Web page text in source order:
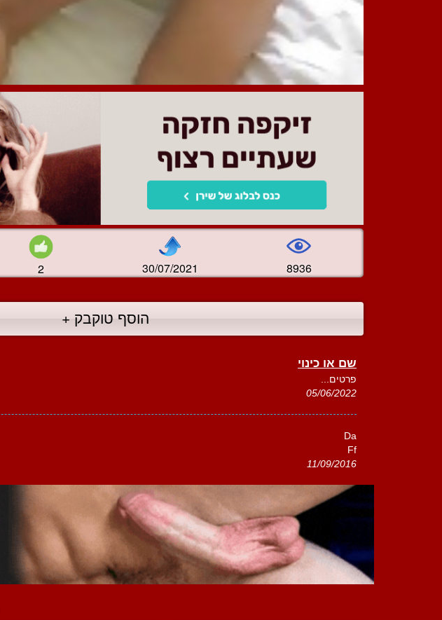
2 30/07/2021 8936
הוסף טוקבק +
שם או כינוי
פרטים...
05/06/2022
Da
Ff
11/09/2016